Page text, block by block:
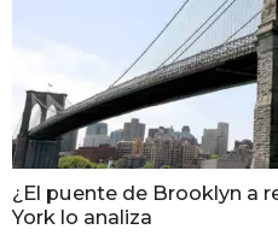
¿El puente de Brooklyn a
York lo analiza